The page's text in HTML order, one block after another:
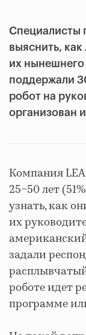
Специалисты
выяснить,
их
поддержали
робот на
организован
Компания
25−50 лет
узнать, как
их
задали
роботе идет
программе